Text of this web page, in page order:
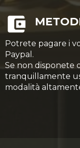
Potrete pagare i
Paypal.
Se non disponete
tranquillamente
modalità